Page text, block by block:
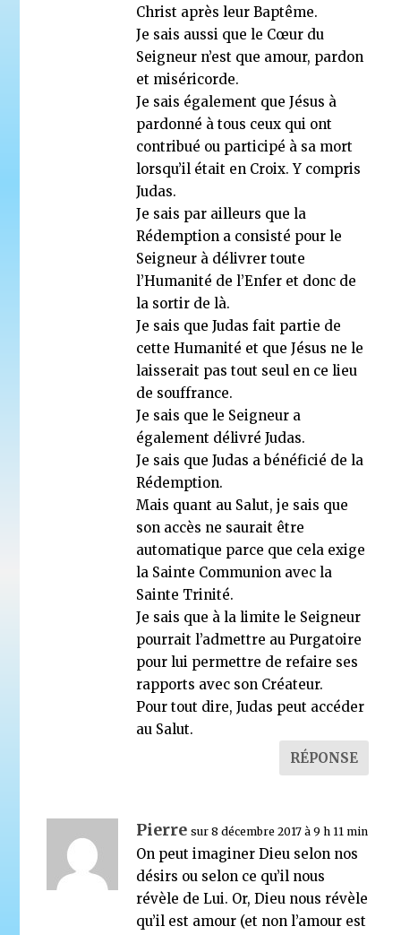
Christ après leur Baptême.
Je sais aussi que le Cœur du
Seigneur n’est que amour, pardon
et miséricorde.
Je sais également que Jésus à
pardonné à tous ceux qui ont
contribué ou participé à sa mort
lorsqu’il était en Croix. Y compris
Judas.
Je sais par ailleurs que la
Rédemption a consisté pour le
Seigneur à délivrer toute
l’Humanité de l’Enfer et donc de
la sortir de là.
Je sais que Judas fait partie de
cette Humanité et que Jésus ne le
laisserait pas tout seul en ce lieu
de souffrance.
Je sais que le Seigneur a
également délivré Judas.
Je sais que Judas a bénéficié de la
Rédemption.
Mais quant au Salut, je sais que
son accès ne saurait être
automatique parce que cela exige
la Sainte Communion avec la
Sainte Trinité.
Je sais que à la limite le Seigneur
pourrait l’admettre au Purgatoire
pour lui permettre de refaire ses
rapports avec son Créateur.
Pour tout dire, Judas peut accéder
au Salut.
RÉPONSE
Pierre sur 8 décembre 2017 à 9 h 11 min
On peut imaginer Dieu selon nos
désirs ou selon ce qu’il nous
révèle de Lui. Or, Dieu nous révèle
qu’il est amour (et non l’amour est